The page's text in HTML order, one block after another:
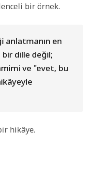
bir örnek.
anlatmanın en
dille değil;
ve "evet, bu
hikâye.